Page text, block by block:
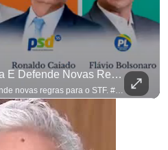
Romeu Zema Critica Lula E Defende Novas Regras Para O STF. #OAntagonista
para não perder nenhuma